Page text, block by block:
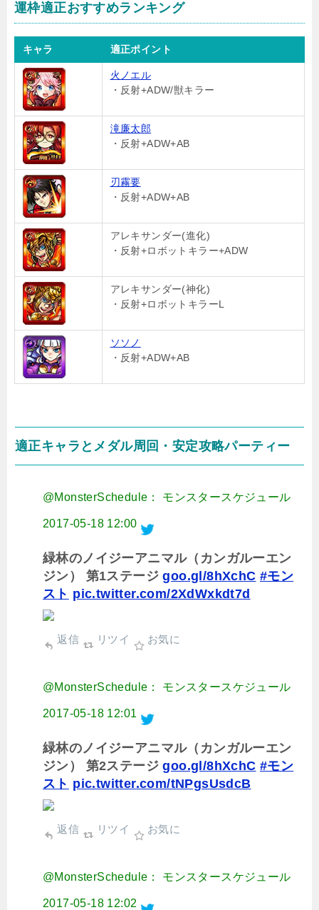
運枠適正おすすめランキング
キャラ 適正ポイント
火ノエル
・反射+ADW/獣キラー
滝廉太郎
・反射+ADW+AB
刃霧要
・反射+ADW+AB
アレキサンダー(進化)
・反射+ロボットキラー+ADW
アレキサンダー(神化)
・反射+ロボットキラーL
ソソノ
・反射+ADW+AB
適正キャラとメダル周回・安定攻略パーティー
@MonsterSchedule： モンスタースケジュール
2017-05-18 12:00
緑林のノイジーアニマル（カンガルーエン
ジン） 第1ステージgoo.gl/8hXchC #モン
スト pic.twitter.com/2XdWxkdt7d
返信 リツイ お気に
@MonsterSchedule： モンスタースケジュール
2017-05-18 12:01
緑林のノイジーアニマル（カンガルーエン
ジン） 第2ステージgoo.gl/8hXchC #モン
スト pic.twitter.com/tNPgsUsdcB
返信 リツイ お気に
@MonsterSchedule： モンスタースケジュール
2017-05-18 12:02